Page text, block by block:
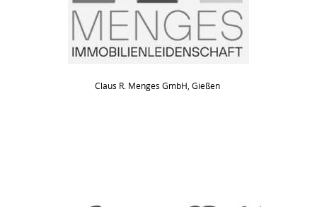
Claus R. Menges GmbH, Gießen